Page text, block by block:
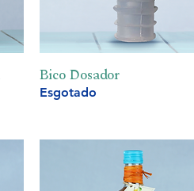
Visualização rápida
Bico Dosador
Esgotado